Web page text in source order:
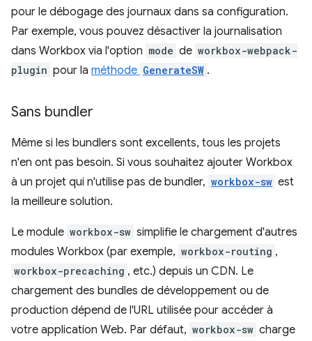
pour le débogage des journaux dans sa configuration.
Par exemple, vous pouvez désactiver la journalisation
dans Workbox via l'option mode de workbox-webpack-
plugin pour la méthode GenerateSW .
Sans bundler
Même si les bundlers sont excellents, tous les projets
n'en ont pas besoin. Si vous souhaitez ajouter Workbox
à un projet qui n'utilise pas de bundler, workbox-sw est
la meilleure solution.
Le module workbox-sw simplifie le chargement d'autres
modules Workbox (par exemple, workbox-routing ,
workbox-precaching , etc.) depuis un CDN. Le
chargement des bundles de développement ou de
production dépend de l'URL utilisée pour accéder à
votre application Web. Par défaut, workbox-sw charge